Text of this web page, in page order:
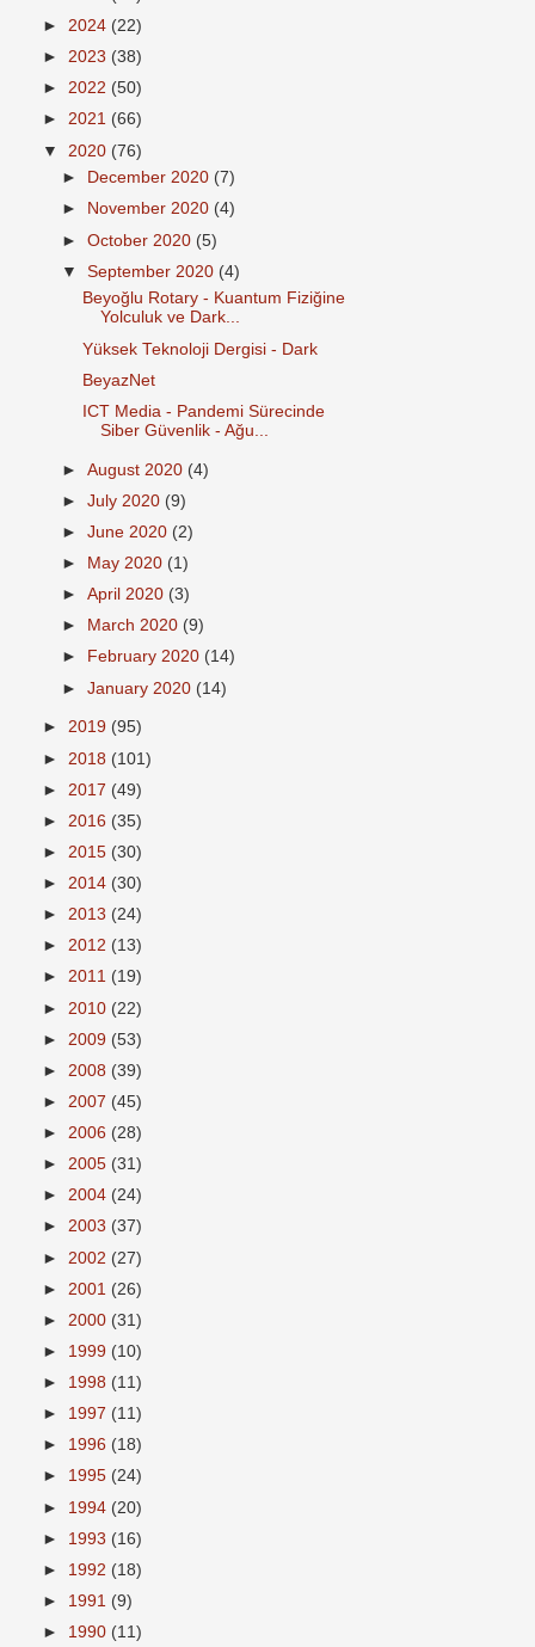
► 2024 (22)
► 2023 (38)
► 2022 (50)
► 2021 (66)
▼ 2020 (76)
►
December 2020 (7)
►
November 2020 (4)
►October 2020 (5)
▼September 2020 (4)
Beyoğlu Rotary - Kuantum Fiziğine
Yolculuk ve Dark...
Yüksek Teknoloji Dergisi - Dark
BeyazNet
ICT Media - Pandemi Sürecinde
Siber Güvenlik - Ağu...
►August 2020 (4)
►July 2020 (9)
►June 2020 (2)
►
May 2020 (1)
►April 2020 (3)
►
March 2020 (9)
►
February 2020 (14)
►January 2020 (14)
► 2019 (95)
► 2018 (101)
► 2017 (49)
► 2016 (35)
► 2015 (30)
► 2014 (30)
► 2013 (24)
► 2012 (13)
► 2011 (19)
► 2010 (22)
► 2009 (53)
► 2008 (39)
► 2007 (45)
► 2006 (28)
► 2005 (31)
► 2004 (24)
► 2003 (37)
► 2002 (27)
► 2001 (26)
► 2000 (31)
► 1999 (10)
► 1998 (11)
► 1997 (11)
► 1996 (18)
► 1995 (24)
► 1994 (20)
► 1993 (16)
► 1992 (18)
► 1991 (9)
► 1990 (11)